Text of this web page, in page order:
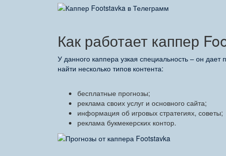
Как работает каппер
У данного каппера узкая специальность – он
найти несколько типов контента:
бесплатные прогнозы;
реклама своих услуг и основного сайта;
информация об игровых стратегиях, советы;
реклама букмекерских контор.